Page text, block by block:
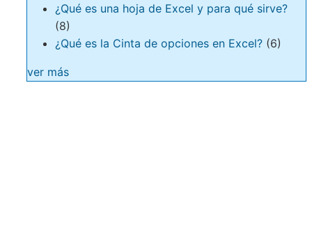
¿Qué es una hoja de Excel y para qué sirve?
(8)
¿Qué es la Cinta de opciones en Excel? (6)
ver más